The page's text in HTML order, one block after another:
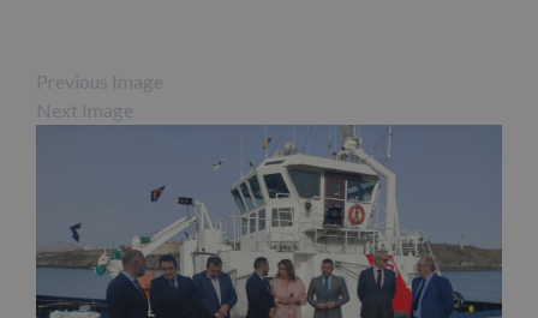
Previous Image
Next Image